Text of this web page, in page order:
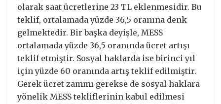
olarak saat ücretlerine 23 TL eklenmesidir. Bu
teklif, ortalamada yüzde 36,5 oranına denk
gelmektedir. Bir başka deyişle, MESS
ortalamada yüzde 36,5 oranında ücret artışı
teklif etmiştir. Sosyal haklarda ise birinci yıl
için yüzde 60 oranında artış teklif edilmiştir.
Gerek ücret zammı gerekse de sosyal haklara
yönelik MESS tekliflerinin kabul edilmesi